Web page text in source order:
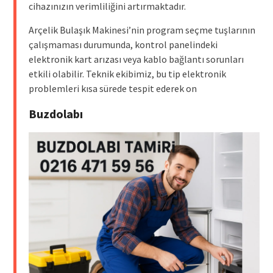
cihazınızın verimliliğini artırmaktadır.
Arçelik Bulaşık Makinesi’nin program seçme tuşlarının
çalışmaması durumunda, kontrol panelindeki
elektronik kart arızası veya kablo bağlantı sorunları
etkili olabilir. Teknik ekibimiz, bu tip elektronik
problemleri kısa sürede tespit ederek on
Buzdolabı